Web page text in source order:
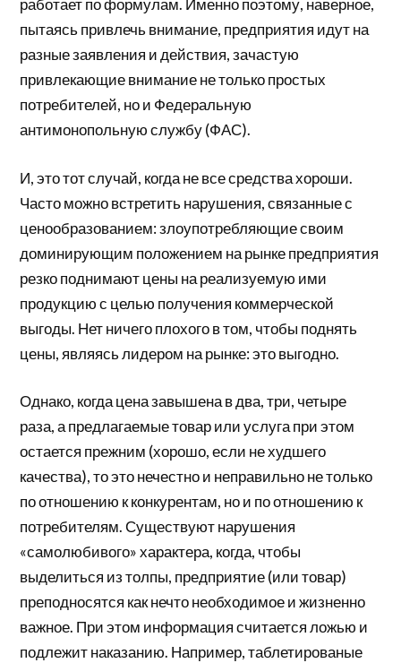
работает по формулам. Именно поэтому, наверное,
пытаясь привлечь внимание, предприятия идут на
разные заявления и действия, зачастую
привлекающие внимание не только простых
потребителей, но и Федеральную
антимонопольную службу (ФАС).
И, это тот случай, когда не все средства хороши.
Часто можно встретить нарушения, связанные с
ценообразованием: злоупотребляющие своим
доминирующим положением на рынке предприятия
резко поднимают цены на реализуемую ими
продукцию с целью получения коммерческой
выгоды. Нет ничего плохого в том, чтобы поднять
цены, являясь лидером на рынке: это выгодно.
Однако, когда цена завышена в два, три, четыре
раза, а предлагаемые товар или услуга при этом
остается прежним (хорошо, если не худшего
качества), то это нечестно и неправильно не только
по отношению к конкурентам, но и по отношению к
потребителям. Существуют нарушения
«самолюбивого» характера, когда, чтобы
выделиться из толпы, предприятие (или товар)
преподносятся как нечто необходимое и жизненно
важное. При этом информация считается ложью и
подлежит наказанию. Например, таблетированые